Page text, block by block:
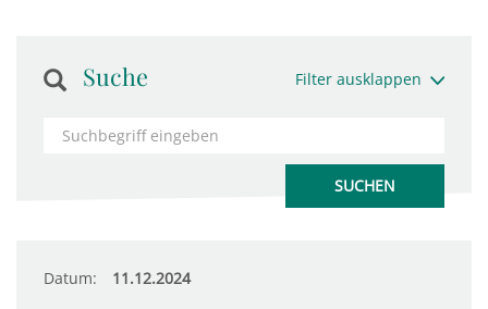
Suche Filter ausklappen
Datum: 11.12.2024